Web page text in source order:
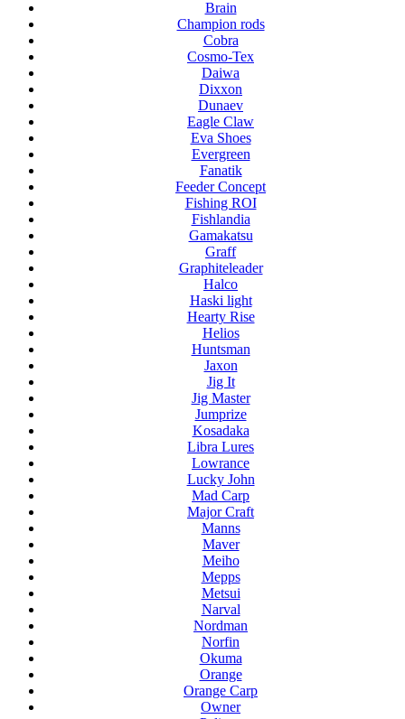
Brain
Champion rods
Cobra
Cosmo-Tex
Daiwa
Dixxon
Dunaev
Eagle Claw
Eva Shoes
Evergreen
Fanatik
Feeder Concept
Fishing ROI
Fishlandia
Gamakatsu
Graff
Graphiteleader
Halco
Haski light
Hearty Rise
Helios
Huntsman
Jaxon
Jig It
Jig Master
Jumprize
Kosadaka
Libra Lures
Lowrance
Lucky John
Mad Carp
Major Craft
Manns
Maver
Meiho
Mepps
Metsui
Narval
Nordman
Norfin
Okuma
Orange
Orange Carp
Owner